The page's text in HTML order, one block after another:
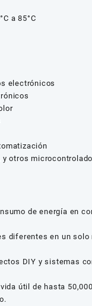
a 85°C
electrónicos
y otros
de energía en
diferentes en un solo
DIY y sistemas
útil de hasta